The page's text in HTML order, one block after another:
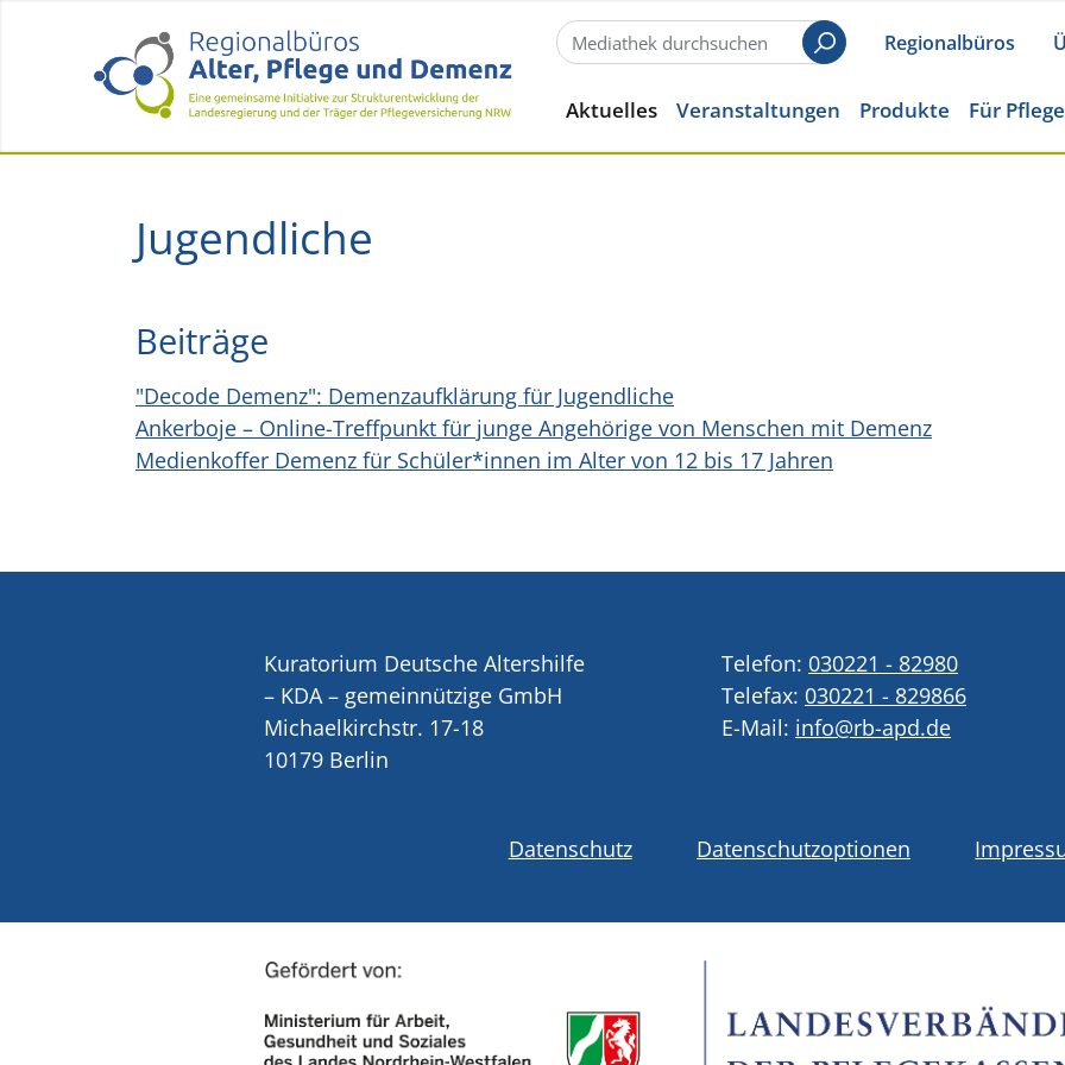
SuchenRegionalbüros
Aktuelles Veranstaltungen Produkte Für
Jugendliche
Beiträge
"Decode Demenz": Demenzaufklärung für Jugendliche
Ankerboje – Online-Treffpunkt für junge Angehörige von Menschen mit Demenz
Medienkoffer Demenz für Schüler*innen im Alter von 12 bis 17 Jahren
Kuratorium Deutsche Altershilfe
– KDA – gemeinnützige GmbH
Michaelkirchstr. 17-18
10179 Berlin
Telefon: 030221 - 82980
Telefax: 030221 - 829866
E-Mail: info@rb-apd.de
Datenschutz Datenschutzoptionen